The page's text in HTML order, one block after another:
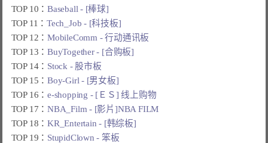
TOP 10：Baseball - [棒球]
TOP 11：Tech_Job - [科技板]
TOP 12：MobileComm - 行动通讯板
TOP 13：BuyTogether - [合购板]
TOP 14： Stock - 股市板
TOP 15：Boy-Girl - [男女板]
TOP 16：e-shopping - [ＥＳ] 线上购物
TOP 17：NBA_Film - [影片]NBA FILM
TOP 18：KR_Entertain - [韩综板]
TOP 19： StupidClown - 笨板